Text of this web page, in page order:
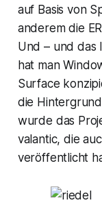
auf Basis von
anderem die
Und – und das
hat man
Surface
die
wurde das
valantic, die
veröffentlicht